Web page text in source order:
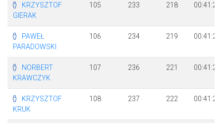
KRZYSZTOF
GIERAK
105 233 218 00:41:21
PAWEŁ
PARADOWSKI
106 234 219 00:41:21
NORBERT
KRAWCZYK
107 236 221 00:41:23
KRZYSZTOF
KRUK
108 237 222 00:41:23